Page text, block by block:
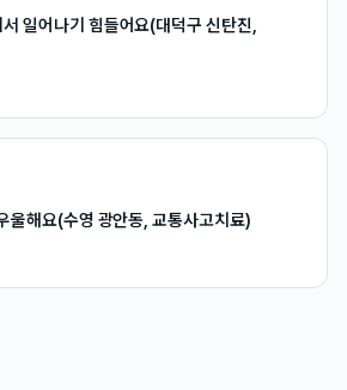
일어나기 힘들어요(대덕구 신탄진,
울해요(수영 광안동, 교통사고치료)